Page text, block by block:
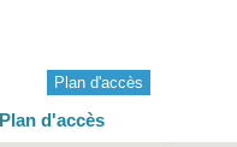
Plan d'accès
Plan d'accès